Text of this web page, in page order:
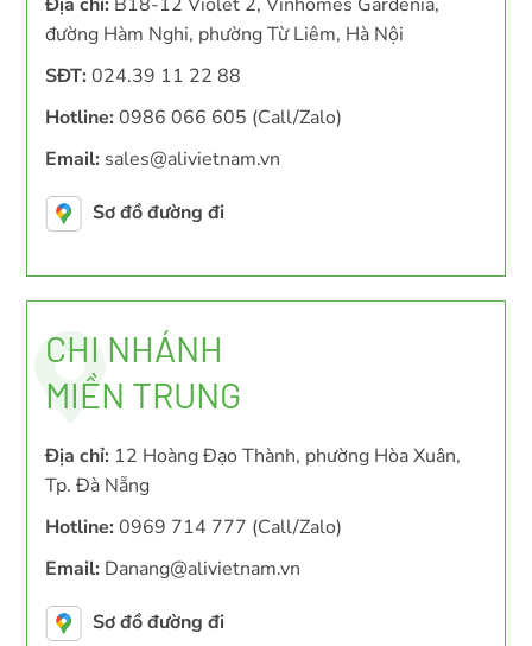
đường Hàm Nghi, phường Từ Liêm, Hà Nội
SĐT: 024.39 11 22 88
Hotline: 0986 066 605 (Call/Zalo)
Email: sales@alivietnam.vn
Sơ đồ đường đi
CHI NHÁNH
MIỀN TRUNG
Địa chỉ: 12 Hoàng Đạo Thành, phường Hòa Xuân,
Tp. Đà Nẵng
Hotline: 0969 714 777 (Call/Zalo)
Email: Danang@alivietnam.vn
Sơ đồ đường đi